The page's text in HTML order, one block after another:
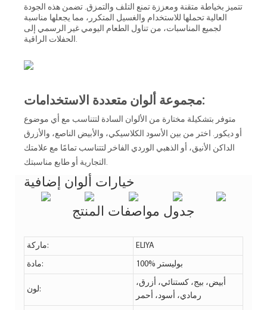
تتميز بخياطة متقنة ومعززة تمنع التلف والتمزق. تضمن هذه الجودة
العالية تحملها للاستخدام والغسيل المتكرر، مما يجعلها مناسبة
لجميع المناسبات، من تناول الطعام اليومي غير الرسمي إلى
مجموعة ألوان متعددة الاستخدامات:
متوفر بتشكيلة مختارة من الألوان السادة لتتناسب مع أي موضوع
أو ديكور. اختر من بين الأسود الكلاسيكي، والأبيض الناصع، والأزرق
الداكن الأنيق، أو الذهبي الوردي الفاخر لتتناسب تمامًا مع علامتك
التجارية أو طابع مناسبتك.
خيارات ألوان إضافية
جدول مواصفات المنتج
ماركة: ELIYA
مادة: 100% بوليستر
لون:
أبيض، بيج، كستنائي، أزرق،
رمادي، أسود، أحمر